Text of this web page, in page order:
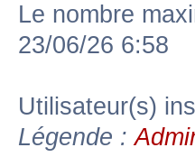
Le nombre
23/06/26 6:58
Utilisateur(s)
Légende :